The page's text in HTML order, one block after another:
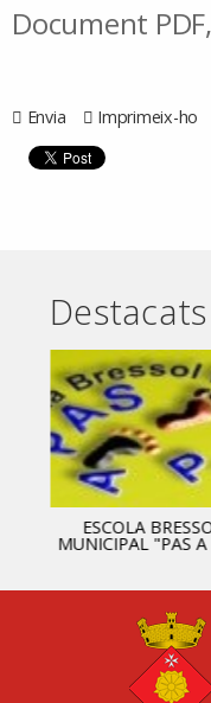
Document
Envia Imprimeix-ho
Destacats
ESCOLA
MUNICIPAL "PAS A